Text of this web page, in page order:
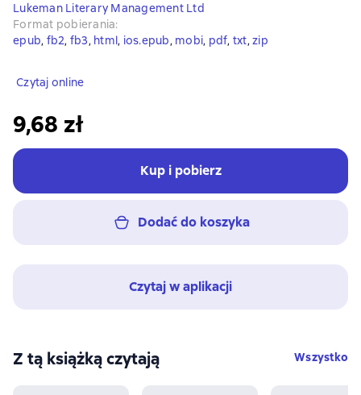
Lukeman Literary Management Ltd
Format pobierania:
epub, fb2, fb3, html, ios.epub, mobi, pdf, txt, zip
Czytaj online
9,68 zł
Kup i pobierz
Dodać do koszyka
Czytaj w aplikacji
Z tą książką czytają Wszystko